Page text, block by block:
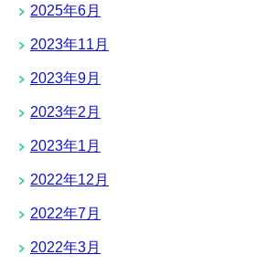
2025年6月
2023年11月
2023年9月
2023年2月
2023年1月
2022年12月
2022年7月
2022年3月